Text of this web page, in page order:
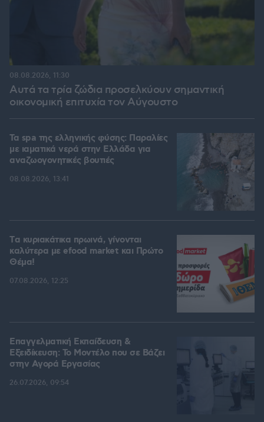
Αυτά τα τρία ζώδια προσελκύουν σημαντική
οικονομική επιτυχία τον Αύγουστο
08.08.2026, 11:30
Τα spa της ελληνικής φύσης: Παραλίες
με ιαματικά νερά στην Ελλάδα για
αναζωογονητικές βουτιές
08.08.2026, 13:41
Tα κυριακάτικα πρωινά, γίνονται
καλύτερα με efood market και Πρώτο
Θέμα!
07.08.2026, 12:25
Επαγγελματική Εκπαίδευση &
Εξειδίκευση: Το Mοντέλο που σε Bάζει
στην Aγορά Eργασίας
26.07.2026, 09:54